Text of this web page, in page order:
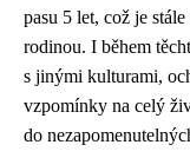
pasu 5 let, což je
rodinou. I během
s jinými kulturami,
vzpomínky na celý
do